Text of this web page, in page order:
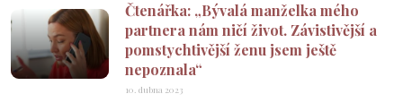
Čtenářka: „Bývalá manželka mého
partnera nám ničí život. Závistivější a
pomstychtivější ženu jsem ještě
nepoznala“
10. dubna 2023